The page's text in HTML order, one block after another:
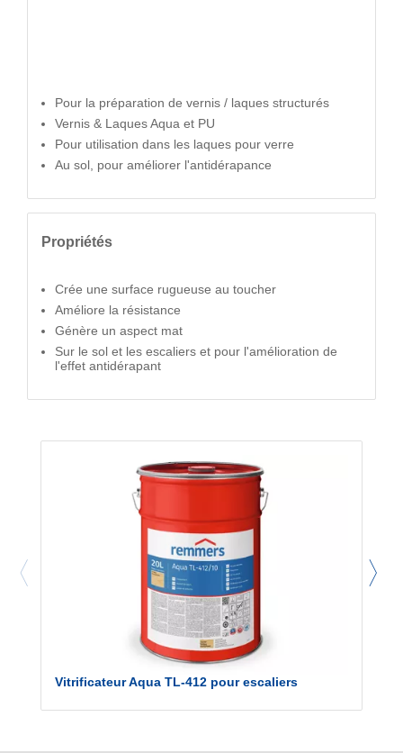
Pour la préparation de vernis / laques structurés
Vernis & Laques Aqua et PU
Pour utilisation dans les laques pour verre
Au sol, pour améliorer l'antidérapance
Propriétés
Crée une surface rugueuse au toucher
Améliore la résistance
Génère un aspect mat
Sur le sol et les escaliers et pour l'amélioration de
l'effet antidérapant
Vitrificateur Aqua TL-412 pour escaliers